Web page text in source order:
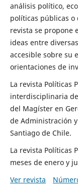
análisis político,
políticas públicas o
revista se propone
ideas entre
accesible sobre su
orientaciones de
La revista Políticas
interdisciplinaria
del Magíster en
de Administración
Santiago de Chile.
La revista Políticas
meses de enero y
Ver revista